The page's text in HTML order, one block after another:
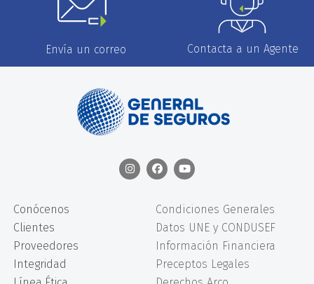
Envía un correo Contacta a un Agente
Conócenos
Clientes
Proveedores
Integridad
Condiciones Generales
Datos UNE y CONDUSEF
Información Financiera
Preceptos Legales